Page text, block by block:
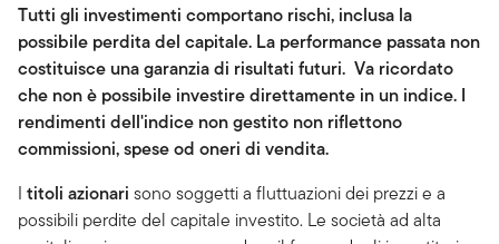
Tutti gli investimenti comportano rischi, inclusa la
possibile perdita del capitale. La performance passata non
costituisce una garanzia di risultati futuri. Va ricordato
che non è possibile investire direttamente in un indice. I
rendimenti dell'indice non gestito non riflettono
commissioni, spese od oneri di vendita.
I titoli azionari sono soggetti a fluttuazioni dei prezzi e a
possibili perdite del capitale investito. Le società ad alta